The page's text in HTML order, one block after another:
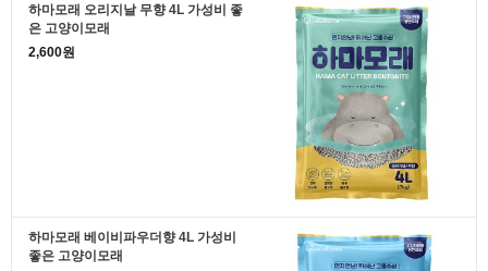
하마모래 오리지날 무향 4L 가성비 좋
은 고양이모래
2,600원
하마모래 베이비파우더향 4L 가성비
좋은 고양이모래